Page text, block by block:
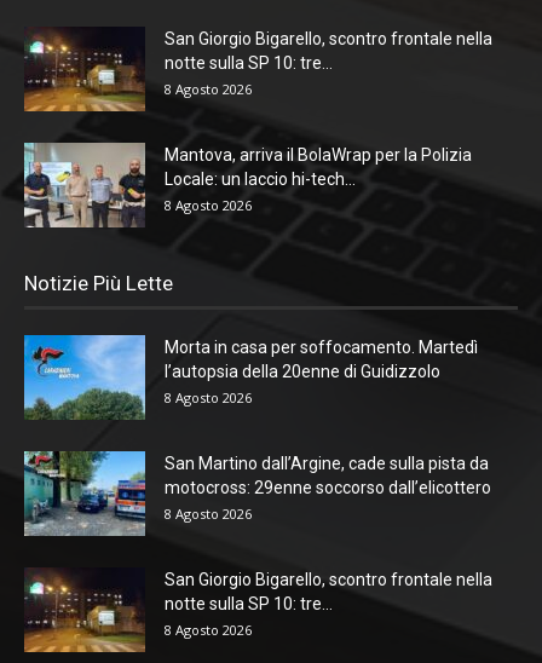
San Giorgio Bigarello, scontro frontale nella
notte sulla SP 10: tre...
8 Agosto 2026
Mantova, arriva il BolaWrap per la Polizia
Locale: un laccio hi-tech...
8 Agosto 2026
Notizie Più Lette
Morta in casa per soffocamento. Martedì
l’autopsia della 20enne di Guidizzolo
8 Agosto 2026
San Martino dall’Argine, cade sulla pista da
motocross: 29enne soccorso dall’elicottero
8 Agosto 2026
San Giorgio Bigarello, scontro frontale nella
notte sulla SP 10: tre...
8 Agosto 2026